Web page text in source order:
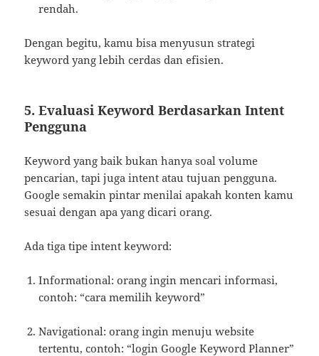
rendah.
Dengan begitu, kamu bisa menyusun strategi
keyword yang lebih cerdas dan efisien.
5. Evaluasi Keyword Berdasarkan Intent
Pengguna
Keyword yang baik bukan hanya soal volume
pencarian, tapi juga intent atau tujuan pengguna.
Google semakin pintar menilai apakah konten kamu
sesuai dengan apa yang dicari orang.
Ada tiga tipe intent keyword:
Informational: orang ingin mencari informasi,
contoh: “cara memilih keyword”
Navigational: orang ingin menuju website
tertentu, contoh: “login Google Keyword Planner”